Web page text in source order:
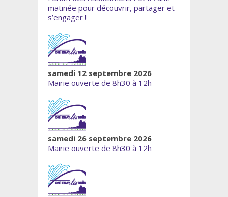
matinée pour découvrir, partager et
s’engager !
samedi 12 septembre 2026
Mairie ouverte de 8h30 à 12h
samedi 26 septembre 2026
Mairie ouverte de 8h30 à 12h